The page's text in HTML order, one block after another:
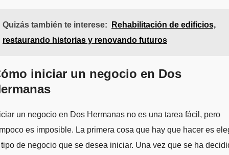
Quizás también te interese:
Rehabilitación de edificios,
restaurando historias y renovando futuros
iniciar un negocio en Dos
un negocio en Dos Hermanas no es una tarea fácil, pero
es imposible. La primera cosa que hay que hacer es
de negocio que se desea iniciar. Una vez que se ha